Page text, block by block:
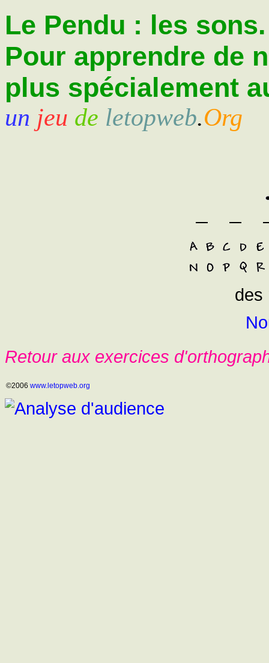
Le Pendu : les sons.
Pour apprendre de
plus spécialement
un jeu de letopweb.Org
des
Retour aux exercices
©2006 www.letopweb.org